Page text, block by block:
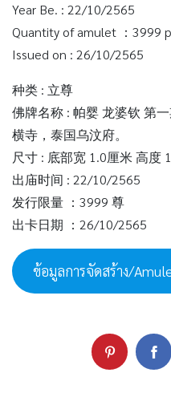
Year Be. : 22/10/2565
Quantity of amulet ：3999
Issued on : 26/10/2565
种类 : 立尊
佛牌名称 : 帕婴 龙婆钦 第
横寺，泰国乌汶府。
尺寸 : 底部宽 1.0厘米 高度
出庙时间 : 22/10/2565
发行限量 ：3999 尊
出卡日期 ：26/10/2565
ข้อมูลการจัดสร้าง/